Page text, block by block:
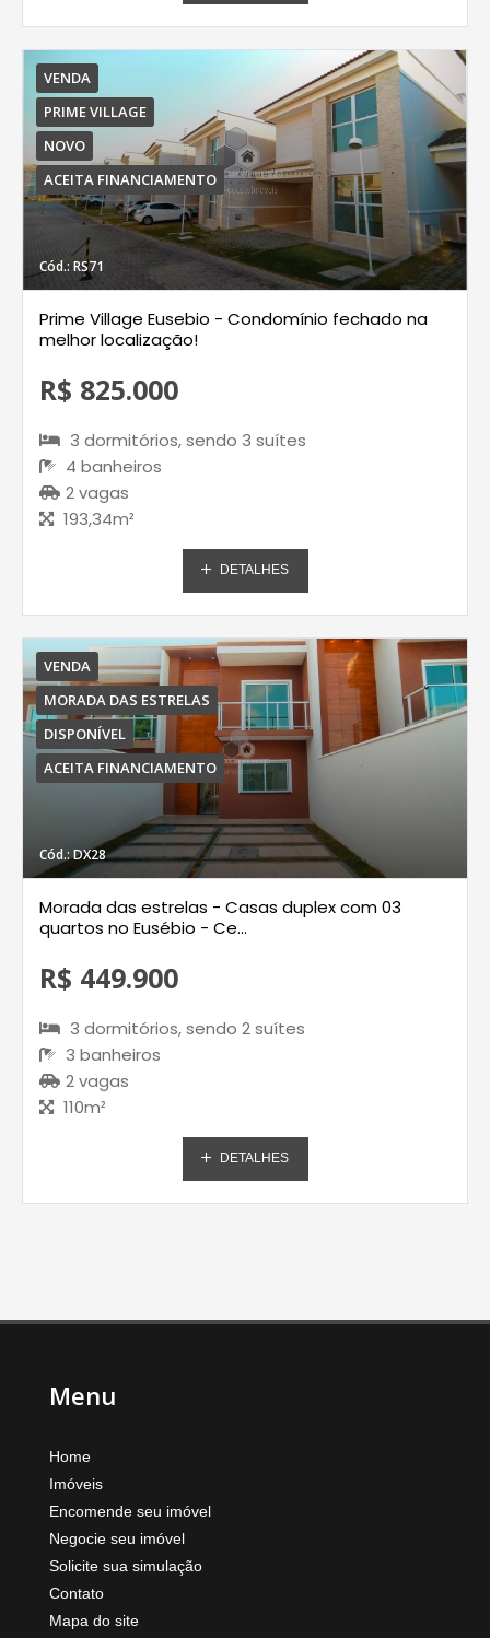
VENDA
PRIME VILLAGE
NOVO
ACEITA FINANCIAMENTO
Cód.: RS71
Prime Village Eusebio - Condomínio fechado na
melhor localização!
R$ 825.000
3 dormitórios, sendo 3 suítes
4 banheiros
2 vagas
193,34m²
DETALHES
VENDA
MORADA DAS ESTRELAS
DISPONÍVEL
ACEITA FINANCIAMENTO
Cód.: DX28
Morada das estrelas - Casas duplex com 03
quartos no Eusébio - Ce...
R$ 449.900
3 dormitórios, sendo 2 suítes
3 banheiros
2 vagas
110m²
DETALHES
Menu
Home
Imóveis
Encomende seu imóvel
Negocie seu imóvel
Solicite sua simulação
Contato
Mapa do site